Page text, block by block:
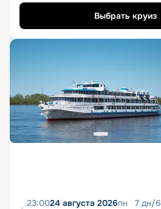
Выбрать круиз
23:0024 августа 2026пн 7 дн/6